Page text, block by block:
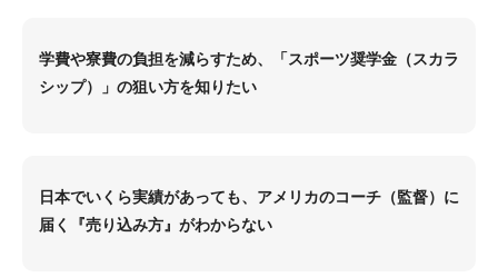
学費や寮費の負担を減らすため、「スポーツ奨学金（スカラ
シップ）」の狙い方を知りたい
日本でいくら実績があっても、アメリカのコーチ（監督）に
届く『売り込み方』がわからない